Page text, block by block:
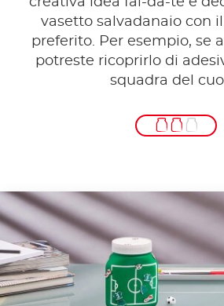
vasetto salvadanaio con
preferito. Per esempio, se
potreste ricoprirlo di
squadra del